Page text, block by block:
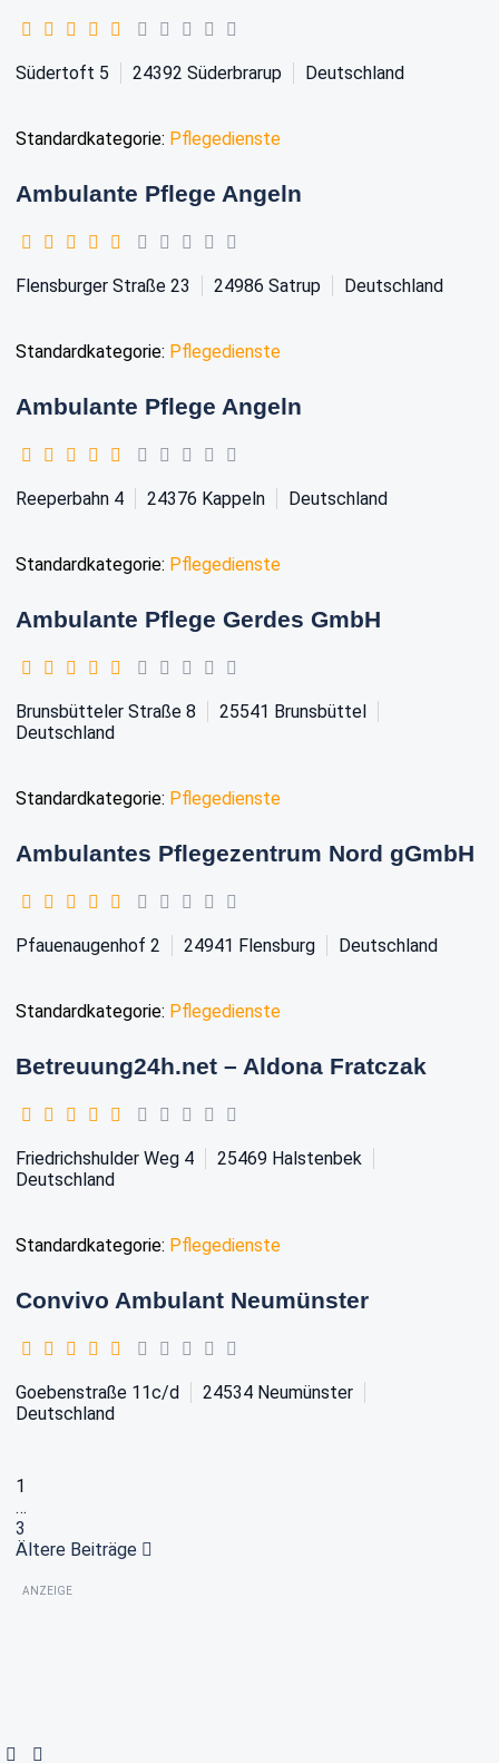
Südertoft 5 24392 Süderbrarup Deutschland
Standardkategorie: Pflegedienste
Ambulante Pflege Angeln
Flensburger Straße 23 24986 Satrup Deutschland
Standardkategorie: Pflegedienste
Ambulante Pflege Angeln
Reeperbahn 4 24376 Kappeln Deutschland
Standardkategorie: Pflegedienste
Ambulante Pflege Gerdes GmbH
Brunsbütteler Straße 8 25541 Brunsbüttel
Deutschland
Standardkategorie: Pflegedienste
Ambulantes Pflegezentrum Nord gGmbH
Pfauenaugenhof 2 24941 Flensburg Deutschland
Standardkategorie: Pflegedienste
Betreuung24h.net – Aldona Fratczak
Friedrichshulder Weg 4 25469 Halstenbek
Deutschland
Standardkategorie: Pflegedienste
Convivo Ambulant Neumünster
Goebenstraße 11c/d 24534 Neumünster
Deutschland
1
…
3
Ältere Beiträge
ANZEIGE